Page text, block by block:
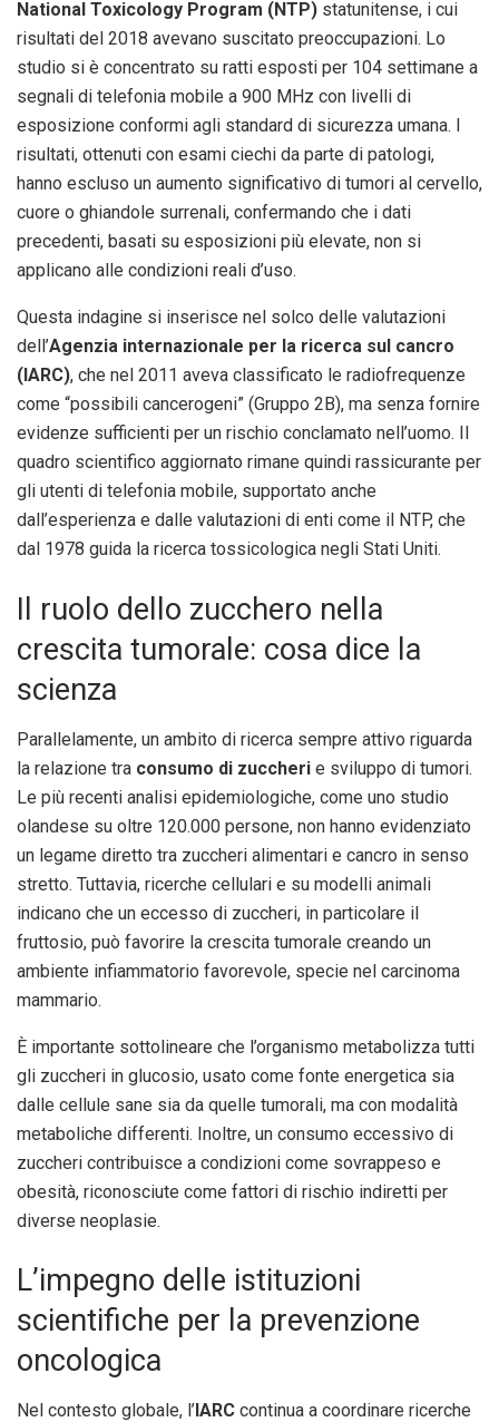
National Toxicology Program (NTP) statunitense, i cui
risultati del 2018 avevano suscitato preoccupazioni. Lo
studio si è concentrato su ratti esposti per 104 settimane a
segnali di telefonia mobile a 900 MHz con livelli di
esposizione conformi agli standard di sicurezza umana. I
risultati, ottenuti con esami ciechi da parte di patologi,
hanno escluso un aumento significativo di tumori al cervello,
cuore o ghiandole surrenali, confermando che i dati
precedenti, basati su esposizioni più elevate, non si
applicano alle condizioni reali d’uso.
Questa indagine si inserisce nel solco delle valutazioni
dell’Agenzia internazionale per la ricerca sul cancro
(IARC), che nel 2011 aveva classificato le radiofrequenze
come “possibili cancerogeni” (Gruppo 2B), ma senza fornire
evidenze sufficienti per un rischio conclamato nell’uomo. Il
quadro scientifico aggiornato rimane quindi rassicurante per
gli utenti di telefonia mobile, supportato anche
dall’esperienza e dalle valutazioni di enti come il NTP, che
dal 1978 guida la ricerca tossicologica negli Stati Uniti.
Il ruolo dello zucchero nella
crescita tumorale: cosa dice la
scienza
Parallelamente, un ambito di ricerca sempre attivo riguarda
la relazione tra consumo di zuccheri e sviluppo di tumori.
Le più recenti analisi epidemiologiche, come uno studio
olandese su oltre 120.000 persone, non hanno evidenziato
un legame diretto tra zuccheri alimentari e cancro in senso
stretto. Tuttavia, ricerche cellulari e su modelli animali
indicano che un eccesso di zuccheri, in particolare il
fruttosio, può favorire la crescita tumorale creando un
ambiente infiammatorio favorevole, specie nel carcinoma
mammario.
È importante sottolineare che l’organismo metabolizza tutti
gli zuccheri in glucosio, usato come fonte energetica sia
dalle cellule sane sia da quelle tumorali, ma con modalità
metaboliche differenti. Inoltre, un consumo eccessivo di
zuccheri contribuisce a condizioni come sovrappeso e
obesità, riconosciute come fattori di rischio indiretti per
diverse neoplasie.
L’impegno delle istituzioni
scientifiche per la prevenzione
oncologica
Nel contesto globale, l’IARC continua a coordinare ricerche